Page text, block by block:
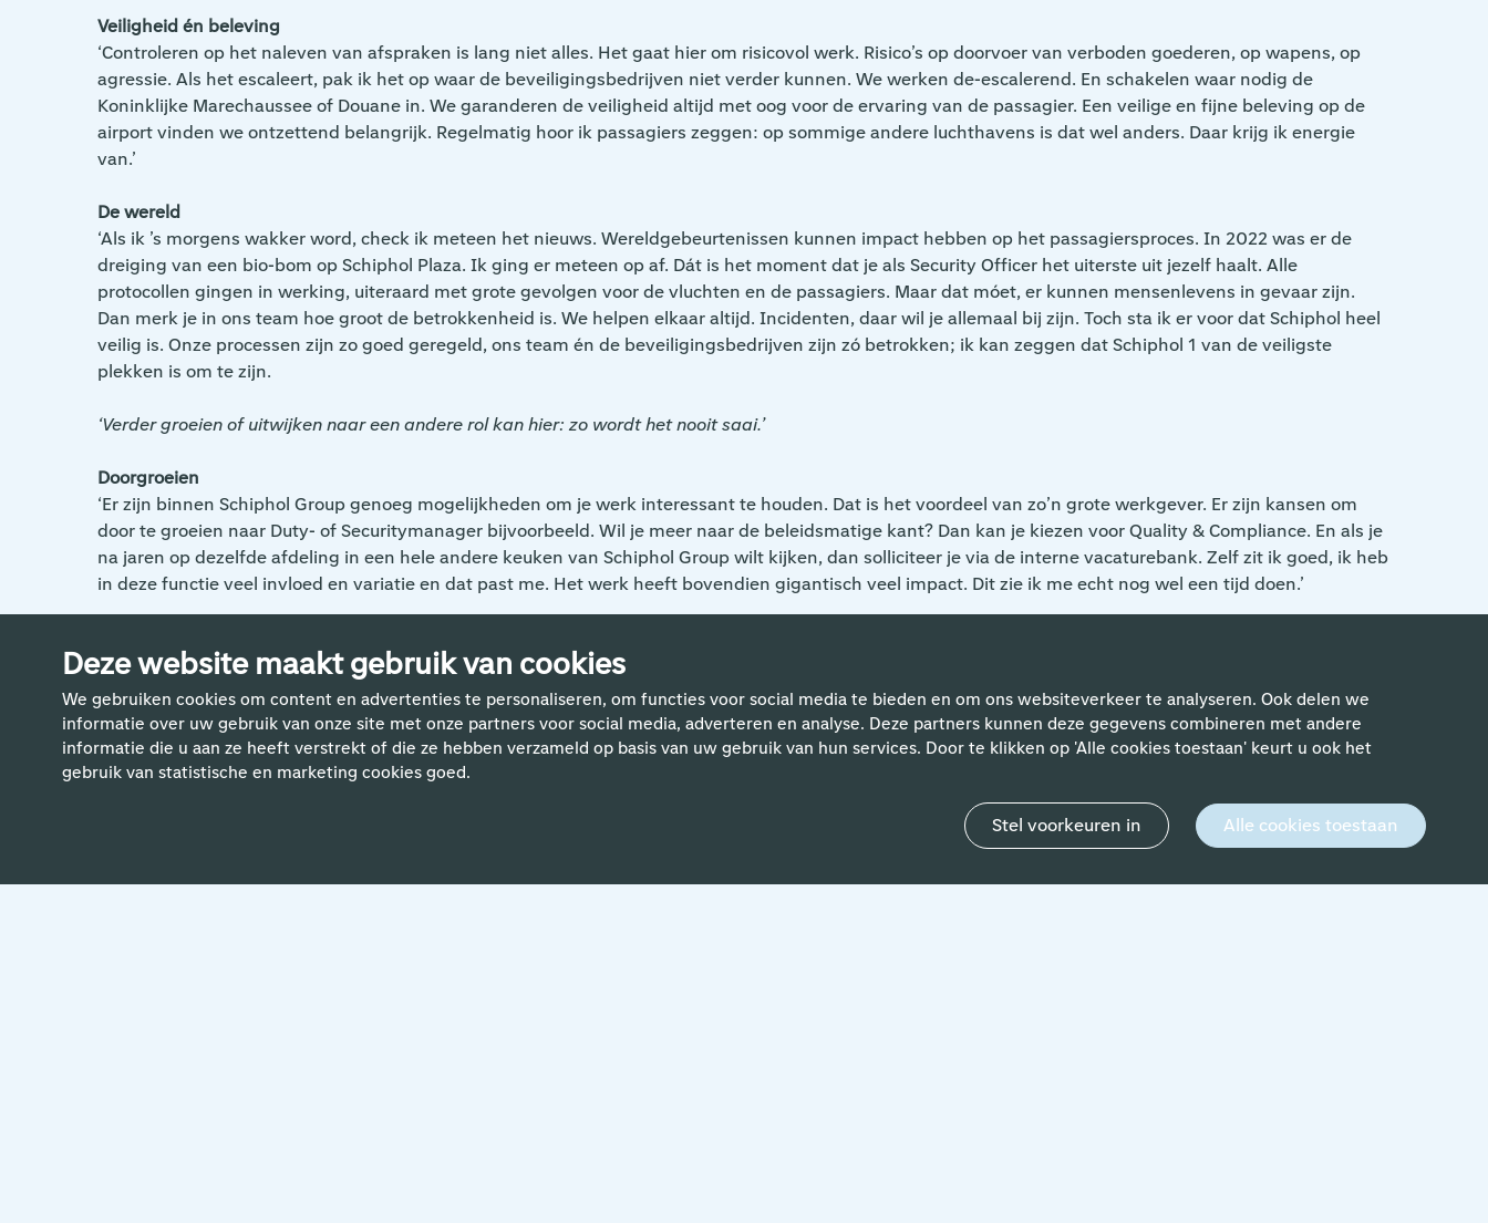
Deze website maakt gebruik van cookies
We gebruiken cookies om content en advertenties te personaliseren, om functies voor social media te bieden en om ons websiteverkeer te analyseren. Ook delen we
informatie over uw gebruik van onze site met onze partners voor social media, adverteren en analyse. Deze partners kunnen deze gegevens combineren met andere
informatie die u aan ze heeft verstrekt of die ze hebben verzameld op basis van uw gebruik van hun services. Door te klikken op 'Alle cookies toestaan' keurt u ook het
gebruik van statistische en marketing cookies goed.
Stel voorkeuren in Alle cookies toestaan
Veiligheid én beleving
‘Controleren op het naleven van afspraken is lang niet alles. Het gaat hier om risicovol werk. Risico’s op doorvoer van verboden goederen, op wapens, op
agressie. Als het escaleert, pak ik het op waar de beveiligingsbedrijven niet verder kunnen. We werken de-escalerend. En schakelen waar nodig de
Koninklijke Marechaussee of Douane in. We garanderen de veiligheid altijd met oog voor de ervaring van de passagier. Een veilige en fijne beleving op de
airport vinden we ontzettend belangrijk. Regelmatig hoor ik passagiers zeggen: op sommige andere luchthavens is dat wel anders. Daar krijg ik energie
van.’
De wereld
‘Als ik ’s morgens wakker word, check ik meteen het nieuws. Wereldgebeurtenissen kunnen impact hebben op het passagiersproces. In 2022 was er de
dreiging van een bio-bom op Schiphol Plaza. Ik ging er meteen op af. Dát is het moment dat je als Security Officer het uiterste uit jezelf haalt. Alle
protocollen gingen in werking, uiteraard met grote gevolgen voor de vluchten en de passagiers. Maar dat móet, er kunnen mensenlevens in gevaar zijn.
Dan merk je in ons team hoe groot de betrokkenheid is. We helpen elkaar altijd. Incidenten, daar wil je allemaal bij zijn. Toch sta ik er voor dat Schiphol heel
veilig is. Onze processen zijn zo goed geregeld, ons team én de beveiligingsbedrijven zijn zó betrokken; ik kan zeggen dat Schiphol 1 van de veiligste
plekken is om te zijn.
‘Verder groeien of uitwijken naar een andere rol kan hier: zo wordt het nooit saai.’
Doorgroeien
‘Er zijn binnen Schiphol Group genoeg mogelijkheden om je werk interessant te houden. Dat is het voordeel van zo’n grote werkgever. Er zijn kansen om
door te groeien naar Duty- of Securitymanager bijvoorbeeld. Wil je meer naar de beleidsmatige kant? Dan kan je kiezen voor Quality & Compliance. En als je
na jaren op dezelfde afdeling in een hele andere keuken van Schiphol Group wilt kijken, dan solliciteer je via de interne vacaturebank. Zelf zit ik goed, ik heb
in deze functie veel invloed en variatie en dat past me. Het werk heeft bovendien gigantisch veel impact. Dit zie ik me echt nog wel een tijd doen.’
Meer verhalen van Schiphol-medewerkers